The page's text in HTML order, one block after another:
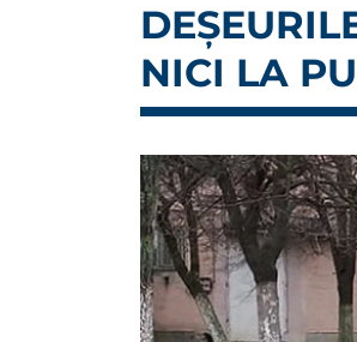
NICI LA